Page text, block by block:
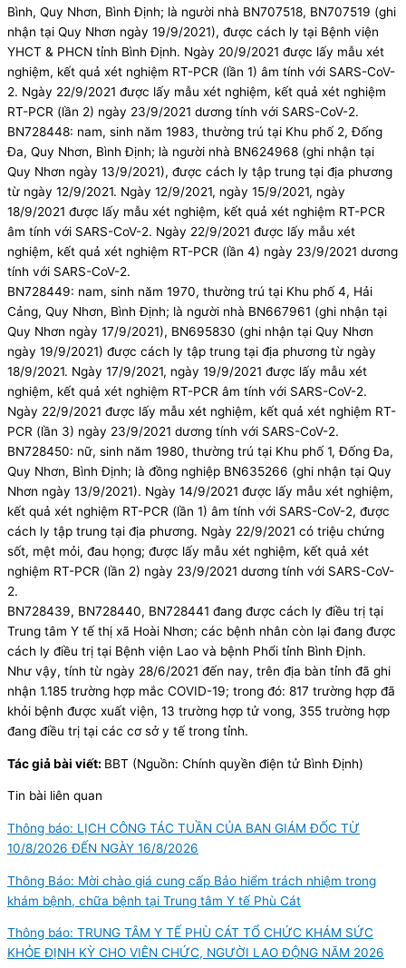
Bình, Quy Nhơn, Bình Định; là người nhà BN707518, BN707519 (ghi
nhận tại Quy Nhơn ngày 19/9/2021), được cách ly tại Bệnh viện
YHCT & PHCN tỉnh Bình Định. Ngày 20/9/2021 được lấy mẫu xét
nghiệm, kết quả xét nghiệm RT-PCR (lần 1) âm tính với SARS-CoV-
2. Ngày 22/9/2021 được lấy mẫu xét nghiệm, kết quả xét nghiệm
RT-PCR (lần 2) ngày 23/9/2021 dương tính với SARS-CoV-2.
BN728448: nam, sinh năm 1983, thường trú tại Khu phố 2, Đống
Đa, Quy Nhơn, Bình Định; là người nhà BN624968 (ghi nhận tại
Quy Nhơn ngày 13/9/2021), được cách ly tập trung tại địa phương
từ ngày 12/9/2021. Ngày 12/9/2021, ngày 15/9/2021, ngày
18/9/2021 được lấy mẫu xét nghiệm, kết quả xét nghiệm RT-PCR
âm tính với SARS-CoV-2. Ngày 22/9/2021 được lấy mẫu xét
nghiệm, kết quả xét nghiệm RT-PCR (lần 4) ngày 23/9/2021 dương
tính với SARS-CoV-2.
BN728449: nam, sinh năm 1970, thường trú tại Khu phố 4, Hải
Cảng, Quy Nhơn, Bình Định; là người nhà BN667961 (ghi nhận tại
Quy Nhơn ngày 17/9/2021), BN695830 (ghi nhận tại Quy Nhơn
ngày 19/9/2021) được cách ly tập trung tại địa phương từ ngày
18/9/2021. Ngày 17/9/2021, ngày 19/9/2021 được lấy mẫu xét
nghiệm, kết quả xét nghiệm RT-PCR âm tính với SARS-CoV-2.
Ngày 22/9/2021 được lấy mẫu xét nghiệm, kết quả xét nghiệm RT-
PCR (lần 3) ngày 23/9/2021 dương tính với SARS-CoV-2.
BN728450: nữ, sinh năm 1980, thường trú tại Khu phố 1, Đống Đa,
Quy Nhơn, Bình Định; là đồng nghiệp BN635266 (ghi nhận tại Quy
Nhơn ngày 13/9/2021). Ngày 14/9/2021 được lấy mẫu xét nghiệm,
kết quả xét nghiệm RT-PCR (lần 1) âm tính với SARS-CoV-2, được
cách ly tập trung tại địa phương. Ngày 22/9/2021 có triệu chứng
sốt, mệt mỏi, đau họng; được lấy mẫu xét nghiệm, kết quả xét
nghiệm RT-PCR (lần 2) ngày 23/9/2021 dương tính với SARS-CoV-
2.
BN728439, BN728440, BN728441 đang được cách ly điều trị tại
Trung tâm Y tế thị xã Hoài Nhơn; các bệnh nhân còn lại đang được
cách ly điều trị tại Bệnh viện Lao và bệnh Phổi tỉnh Bình Định.
Như vậy, tính từ ngày 28/6/2021 đến nay, trên địa bàn tỉnh đã ghi
nhận 1.185 trường hợp mắc COVID-19; trong đó: 817 trường hợp đã
khỏi bệnh được xuất viện, 13 trường hợp tử vong, 355 trường hợp
đang điều trị tại các cơ sở y tế trong tỉnh.
Tác giả bài viết: BBT (Nguồn: Chính quyền điện tử Bình Định)
Tin bài liên quan
Thông báo: LỊCH CÔNG TÁC TUẦN CỦA BAN GIÁM ĐỐC TỪ
10/8/2026 ĐẾN NGÀY 16/8/2026
Thông Báo: Mời chào giá cung cấp Bảo hiểm trách nhiệm trong
khám bệnh, chữa bệnh tại Trung tâm Y tế Phù Cát
Thông báo: TRUNG TÂM Y TẾ PHÙ CÁT TỔ CHỨC KHÁM SỨC
KHỎE ĐỊNH KỲ CHO VIÊN CHỨC, NGƯỜI LAO ĐỘNG NĂM 2026